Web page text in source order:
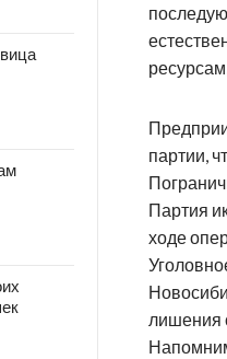
партии,
Партия
ходе
лишения